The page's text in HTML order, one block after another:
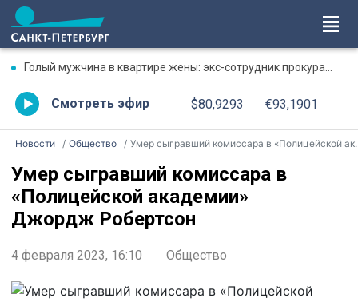
Голый мужчина в квартире жены: экс-сотрудник прокуратуры рассказал, почему совершил убийство
Смотреть эфир $80,9293 €93,1901
Новости Общество Умер сыгравший комиссара в «Полицейской академии» Джордж Робертсон
Умер сыгравший комиссара в
«Полицейской академии»
Джордж Робертсон
4 февраля 2023, 16:10 Общество